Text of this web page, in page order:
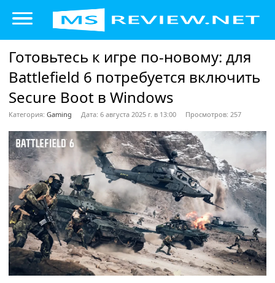
Готовьтесь к игре по-новому: для
Battlefield 6 потребуется включить
Secure Boot в Windows
Категория: Gaming Дата: 6 августа 2025 г. в 13:00 Просмотров: 257